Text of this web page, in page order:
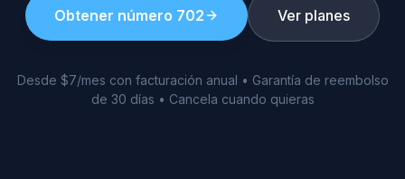
Obtener número 702 Ver planes
Desde $7/mes con facturación anual • Garantía de reembolso
de 30 días • Cancela cuando quieras